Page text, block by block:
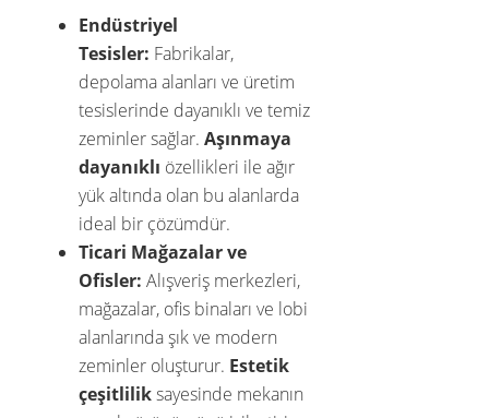
Endüstriyel
Tesisler: Fabrikalar,
depolama alanları ve üretim
tesislerinde dayanıklı ve temiz
zeminler sağlar.Aşınmaya
dayanıklı özellikleri ile ağır
yük altında olan bu alanlarda
ideal bir çözümdür.
Ticari Mağazalar ve
Ofisler: Alışveriş merkezleri,
mağazalar, ofis binaları ve lobi
alanlarında şık ve modern
zeminler oluşturur. Estetik
çeşitliliksayesinde mekanın